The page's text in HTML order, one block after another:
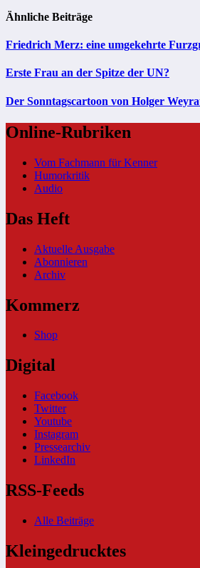
Ähnliche Beiträge
Friedrich Merz: eine umgekehrte
Erste Frau an der Spitze der UN?
Der Sonntagscartoon von Holger
Online-Rubriken
Vom Fachmann für Kenner
Humorkritik
Audio
Das Heft
Aktuelle Ausgabe
Abonnieren
Archiv
Kommerz
Shop
Digital
Facebook
Twitter
Youtube
Instagram
Pressearchiv
LinkedIn
RSS-Feeds
Alle Beiträge
Kleingedrucktes